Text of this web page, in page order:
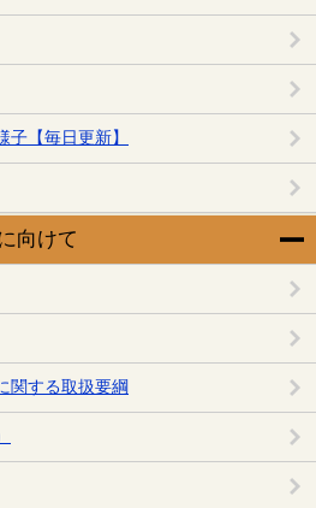
子【毎日更新】
向けて
関する取扱要綱